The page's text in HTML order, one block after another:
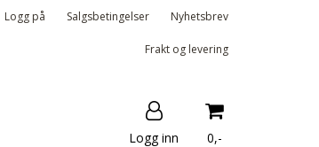
Logg på Salgsbetingelser Nyhetsbrev
Frakt og levering
Logg inn 0,-